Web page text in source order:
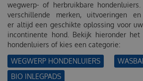
wegwerp- of herbruikbare
verschillende merken, uitvoeringen
er altijd een geschikte oplossing voor
incontinente hond. Bekijk hieronder
hondenluiers of kies een categorie:
WEGWERP HONDENLUIERS
BIO INLEGPADS